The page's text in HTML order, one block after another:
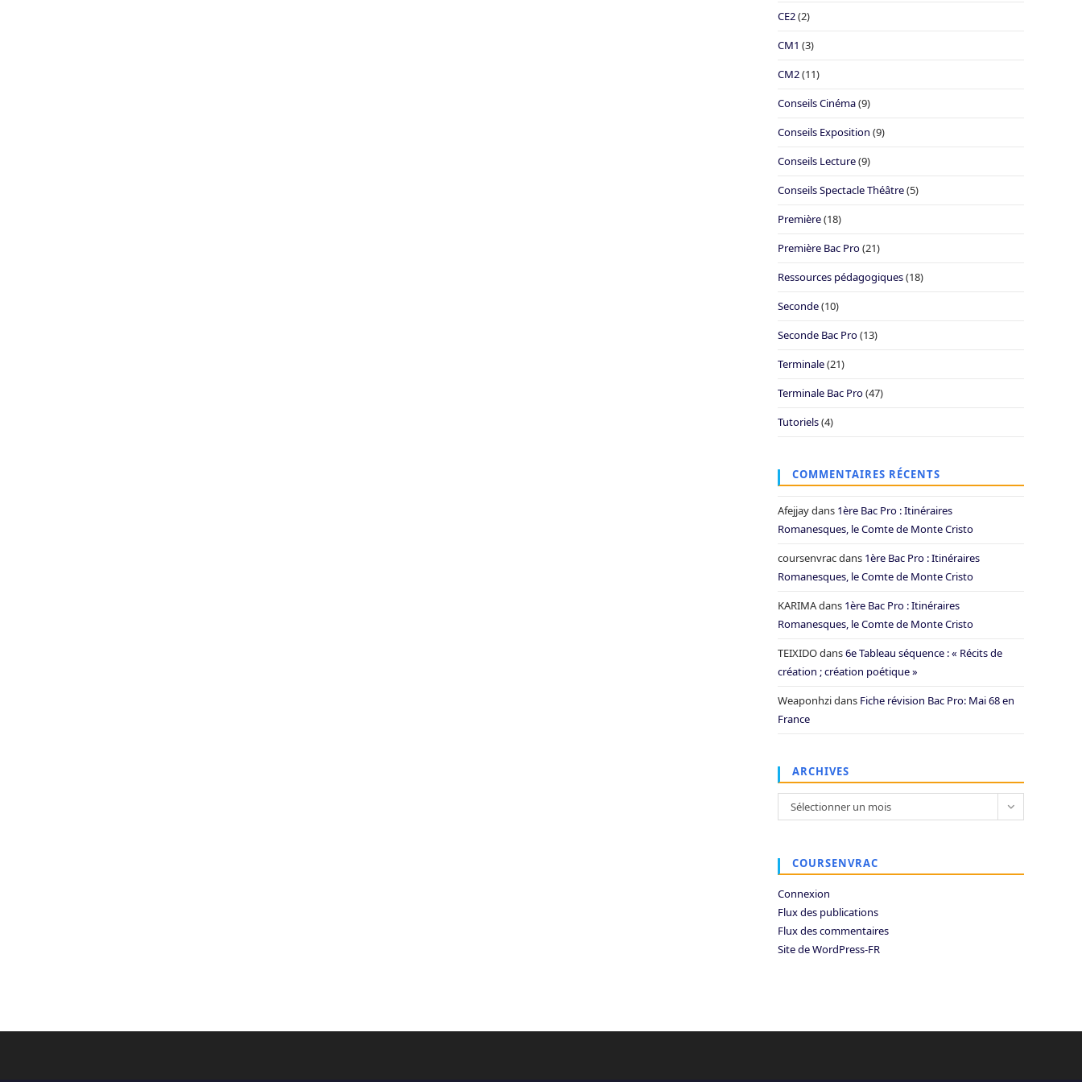
CE2(2)
CM1 (3)
CM2(11)
Conseils Cinéma(9)
Conseils Exposition (9)
Conseils Lecture(9)
Conseils Spectacle Théâtre(5)
Première(18)
Première Bac Pro(21)
Ressources pédagogiques(18)
Seconde(10)
Seconde Bac Pro(13)
Terminale(21)
Terminale Bac Pro(47)
Tutoriels(4)
COMMENTAIRES RÉCENTS
Afejjaydans 1ère Bac Pro : Itinéraires
Romanesques, le Comte de Monte Cristo
coursenvracdans 1ère Bac Pro : Itinéraires
Romanesques, le Comte de Monte Cristo
KARIMAdans 1ère Bac Pro : Itinéraires
Romanesques, le Comte de Monte Cristo
TEIXIDOdans6e Tableau séquence : « Récits de
création ; création poétique »
Weaponhzidans Fiche révision Bac Pro: Mai 68 en
France
ARCHIVES
Archives
Sélectionner un mois
COURSENVRAC
Connexion
Flux des publications
Flux des commentaires
Site de WordPress-FR